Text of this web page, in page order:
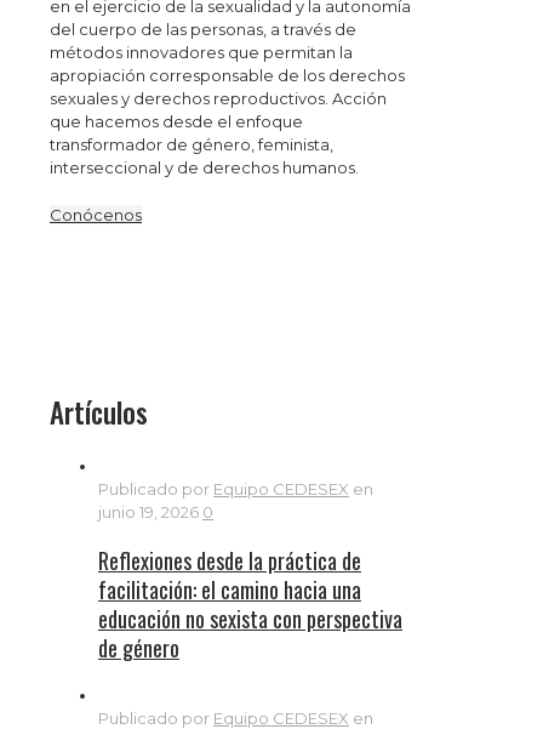
en el ejercicio de la sexualidad y la autonomía
del cuerpo de las personas, a través de
métodos innovadores que permitan la
apropiación corresponsable de los derechos
sexuales y derechos reproductivos. Acción
que hacemos desde el enfoque
transformador de género, feminista,
interseccional y de derechos humanos.
Conócenos
Artículos
Publicado por Equipo CEDESEX en
junio 19, 2026 0
Reflexiones desde la práctica de
facilitación: el camino hacia una
educación no sexista con perspectiva
de género
Publicado por Equipo CEDESEX en